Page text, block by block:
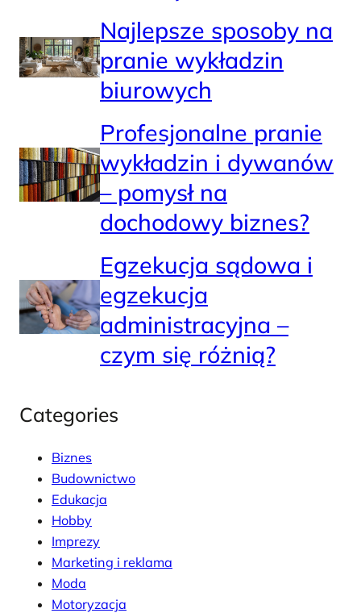
Najlepsze sposoby na
pranie wykładzin
biurowych
Profesjonalne pranie
wykładzin i dywanów
– pomysł na
dochodowy biznes?
Egzekucja sądowa i
egzekucja
administracyjna –
czym się różnią?
Categories
Biznes
Budownictwo
Edukacja
Hobby
Imprezy
Marketing i reklama
Moda
Motoryzacja